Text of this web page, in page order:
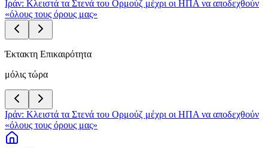
Ιράν: Κλειστά τα Στενά του Ορμούζ μέχρι οι ΗΠΑ να αποδεχθούν
«όλους τους όρους μας»
Έκτακτη Επικαιρότητα
μόλις τώρα
Ιράν: Κλειστά τα Στενά του Ορμούζ μέχρι οι ΗΠΑ να αποδεχθούν
«όλους τους όρους μας»